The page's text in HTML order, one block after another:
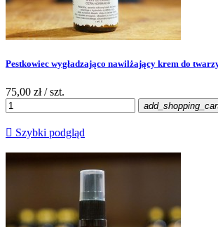
Pestkowiec wygładzająco nawilżający krem do
75,00 zł / szt.
 Szybki podgląd